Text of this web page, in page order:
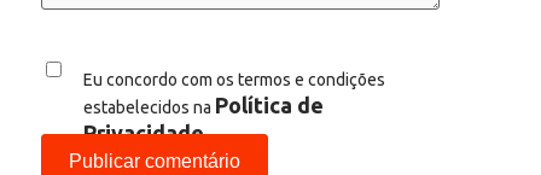
Eu concordo com os termos e condições
estabelecidos na Política de
Privacidade